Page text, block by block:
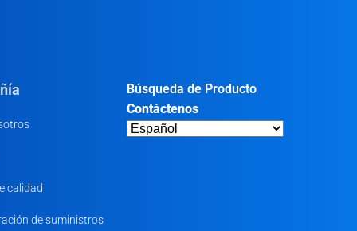
calidad
de suministros
Búsqueda de Producto
Contáctenos